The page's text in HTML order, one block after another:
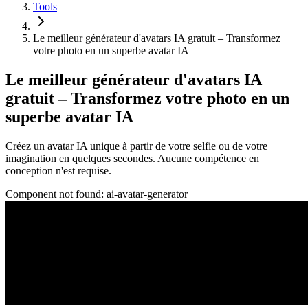
Tools
Le meilleur générateur d'avatars IA gratuit – Transformez
votre photo en un superbe avatar IA
Le meilleur générateur d'avatars IA
gratuit – Transformez votre photo en un
superbe avatar IA
Créez un avatar IA unique à partir de votre selfie ou de votre
imagination en quelques secondes. Aucune compétence en
conception n'est requise.
Component not found: ai-avatar-generator